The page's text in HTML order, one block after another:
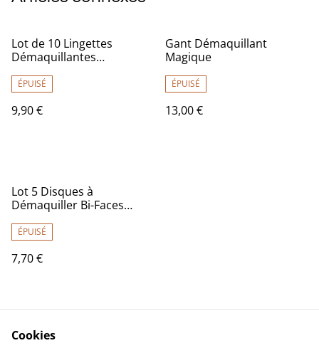
Lot de 10 Lingettes
Démaquillantes
ÉPUISÉ
9,90 €
Gant Démaquillant
Magique
ÉPUISÉ
13,00 €
Lot 5 Disques à
Démaquiller Bi-Faces
ÉPUISÉ
7,70 €
Cookies